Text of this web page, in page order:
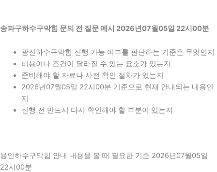
송파구하수구막힘 문의 전 질문 예시 2026년07월05일 22시00분
광진하수구막힘 진행 가능 여부를 판단하는 기준은 무엇인지
비용이나 조건이 달라질 수 있는 요소가 있는지
준비해야 할 자료나 사전 확인 절차가 있는지
2026년07월05일 22시00분 기준으로 현재 안내되는 내용인
지
진행 전 반드시 다시 확인해야 할 부분이 있는지
용인하수구막힘 안내 내용을 볼 때 필요한 기준 2026년07월05일
22시00분